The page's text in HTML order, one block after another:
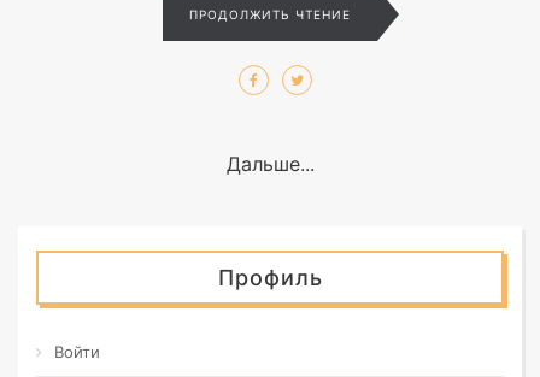
ПРОДОЛЖИТЬ ЧТЕНИЕ
Дальше...
Профиль
Войти